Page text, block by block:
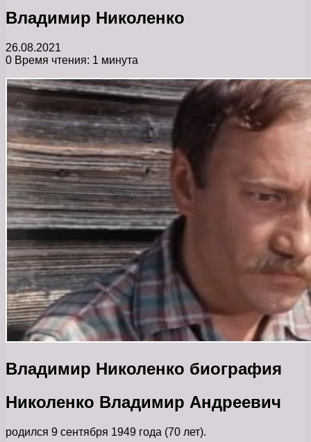
Владимир Николенко
26.08.2021
0 Время чтения: 1 минута
Владимир Николенко биография
Николенко Владимир Андреевич
родился 9 сентября 1949 года (70 лет).